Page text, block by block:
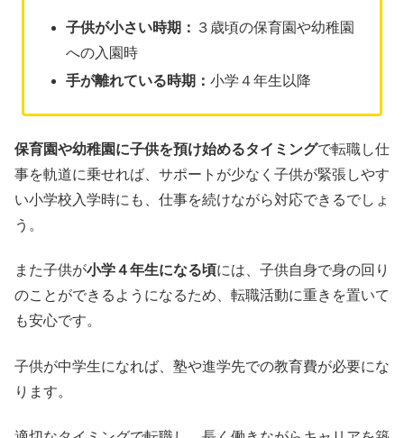
子供が小さい時期： ３歳頃の保育園や幼稚園
への入園時
手が離れている時期： 小学４年生以降
保育園や幼稚園に子供を預け始めるタイミングで転職し仕
事を軌道に乗せれば、サポートが少なく子供が緊張しやす
い小学校入学時にも、仕事を続けながら対応できるでしょ
う。
また子供が小学４年生になる頃には、子供自身で身の回り
のことができるようになるため、転職活動に重きを置いて
も安心です。
子供が中学生になれば、塾や進学先での教育費が必要にな
ります。